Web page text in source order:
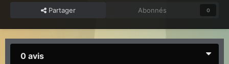
Partager Abonnés 0
0 avis